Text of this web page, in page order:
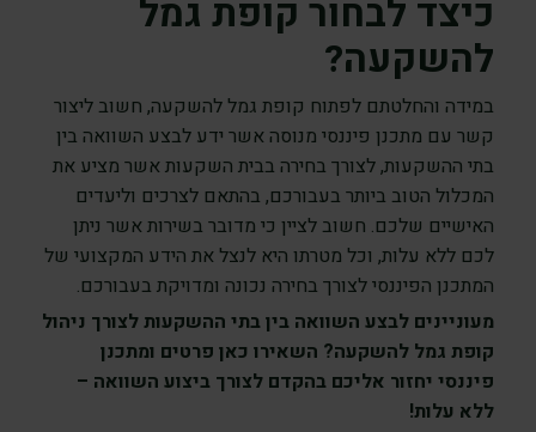
כיצד לבחור קופת גמל
להשקעה?
במידה והחלטתם לפתוח קופת גמל להשקעה, חשוב ליצור
קשר עם מתכנן פיננסי מנוסה אשר ידע לבצע השוואה בין
בתי ההשקעות, לצורך בחירה בבית השקעות אשר מציע את
המכלול הטוב ביותר בעבורכם, בהתאם לצרכים וליעדים
האישיים שלכם. חשוב לציין כי מדובר בשירות אשר ניתן
לכם ללא עלות, וכל מטרתו היא לנצל את הידע המקצועי של
המתכנן הפיננסי לצורך בחירה נכונה ומדויקת בעבורכם.
מעוניינים לבצע השוואה בין בתי ההשקעות לצורך ניהול
קופת גמל להשקעה? השאירו כאן פרטים ומתכנן
פיננסי יחזור אליכם בהקדם לצורך ביצוע השוואה –
ללא עלות!